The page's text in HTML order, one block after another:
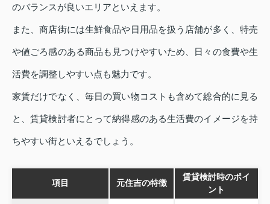
のバランスが良いエリアといえます。
また、商店街には生鮮食品や日用品を扱う店舗が多く、特売
や値ごろ感のある商品も見つけやすいため、日々の食費や生
活費を調整しやすい点も魅力です。
家賃だけでなく、毎日の買い物コストも含めて総合的に見る
と、賃貸検討者にとって納得感のある生活費のイメージを持
ちやすい街といえるでしょう。
項目 元住吉の特徴
賃貸検討時のポイ
ント